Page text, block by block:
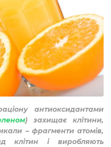
антиоксидантами
) захищає клітини,
– фрагменти атомів,
клітин і виробляють